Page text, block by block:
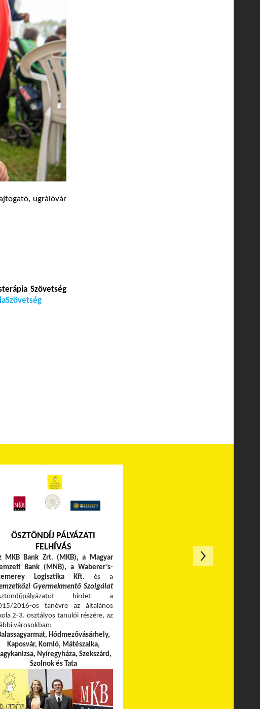
ugrálóvár
Szövetség
ÖSZTÖNDÍJ PÁLYÁZATI
FELHÍVÁS
MKB Bank Zrt. (MKB), a Magyar
Bank (MNB), a Waberer’s-
Logisztika Kft. és a
Gyermekmentő Szolgálat
hirdet a
2016-os tanévre az általános
2-3. osztályos tanulói részére, az
városokban:
Hódmezővásárhely,
Kaposvár, Komló, Mátészalka,
Nyíregyháza, Szekszárd,
Szolnok és Tata